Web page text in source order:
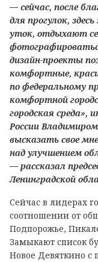
— cейчас, после
для прогулок,
уток, отдыхают
дизайн-проекты
комфортные,
по федеральному
комфортной
городская среда»,
России
высказать свое
над улучшением
— рассказал
Ленинградской
Сейчас в лидерах
соотношении от
Подпорожье,
Замыкают список
Новое Девяткино с